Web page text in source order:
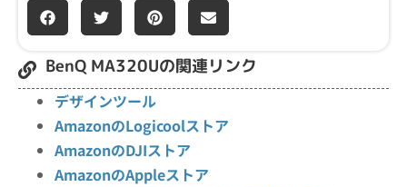
BenQ MA320Uの関連リンク
デザインツール
AmazonのLogicoolストア
AmazonのDJIストア
AmazonのAppleストア